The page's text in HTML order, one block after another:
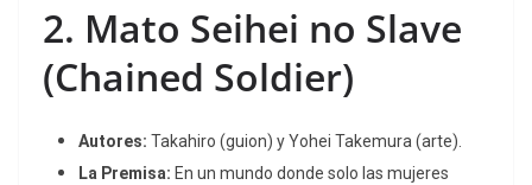
2. Mato Seihei no Slave
(Chained Soldier)
Autores: Takahiro (guion) y Yohei Takemura (arte).
La Premisa: En un mundo donde solo las mujeres